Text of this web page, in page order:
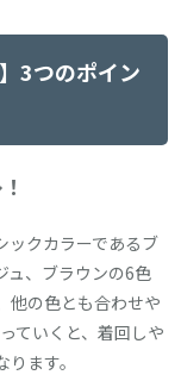
3つのポイン
ックカラーであるブ
ュ、ブラウンの6色
他の色とも合わせや
ていくと、着回しや
ます。